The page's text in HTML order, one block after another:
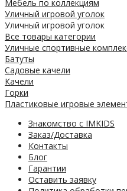
Мебель по коллекциям
Уличный игровой уголок
Уличный игровой уголок
Все товары категории
Уличные спортивные
Батуты
Садовые качели
Качели
Горки
Пластиковые игровые
Знакомство с IMKIDS
Заказ/Доставка
Контакты
Блог
Гарантии
Оставить заявку